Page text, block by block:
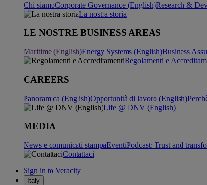
Chi siamoCorporate Governance (English)Research &
La nostra storia
LE NOSTRE BUSINESS AREAS
Maritime (English)Energy Systems (English)Business
Regolamenti e
CAREERS
Panoramica (English)Opportunità di lavoro (English)
Life @ DNV (English)
MEDIA
News e comunicati stampaEventiPodcast: Trust and
Contattaci
Sign in to Veracity
Italy